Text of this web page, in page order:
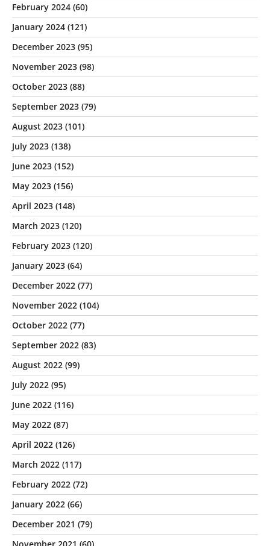
February 2024 (60)
January 2024 (121)
December 2023 (95)
November 2023 (98)
October 2023 (88)
September 2023 (79)
August 2023 (101)
July 2023 (138)
June 2023 (152)
May 2023 (156)
April 2023 (148)
March 2023 (120)
February 2023 (120)
January 2023 (64)
December 2022 (77)
November 2022 (104)
October 2022 (77)
September 2022 (83)
August 2022 (99)
July 2022 (95)
June 2022 (116)
May 2022 (87)
April 2022 (126)
March 2022 (117)
February 2022 (72)
January 2022 (66)
December 2021 (79)
November 2021 (60)